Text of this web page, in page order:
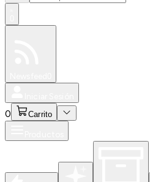
0 Carrito